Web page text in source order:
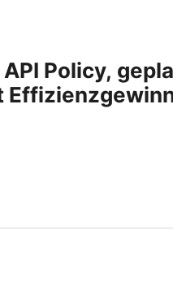
API Policy,